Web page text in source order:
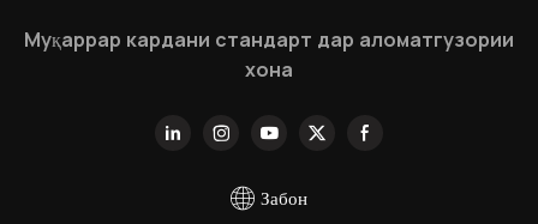
Муқаррар кардани стандарт дар аломатгузории
хона
Забон